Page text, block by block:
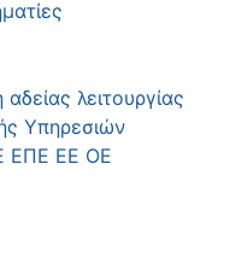
λειτουργίας
Υπηρεσιών
ΕΠΕ ΕΕ ΟΕ